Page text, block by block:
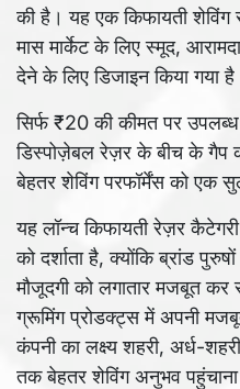
की है। यह एक किफायती शेविंग
मास मार्केट के लिए स्मूद,
देने के लिए डिजाइन किया गया
सिर्फ ₹20 की कीमत पर
डिस्पोज़ेबल रेज़र के बीच के गैप
बेहतर शेविंग परफॉर्मेंस को एक
यह लॉन्च किफायती रेज़र
को दर्शाता है, क्योंकि ब्रांड
मौजूदगी को लगातार मजबूत कर
ग्रूमिंग प्रोडक्ट्स में अपनी
कंपनी का लक्ष्य शहरी, अर्ध-
तक बेहतर शेविंग अनुभव